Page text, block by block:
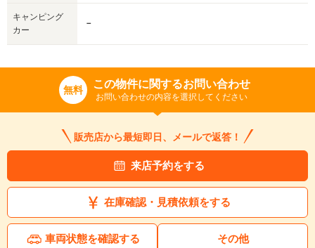
キャンピング
カー
－
無料 この物件に関するお問い合わせ
お問い合わせの内容を選択してください
販売店から最短即日、メールで返答！
来店予約をする
在庫確認・見積依頼をする
車両状態を確認する その他